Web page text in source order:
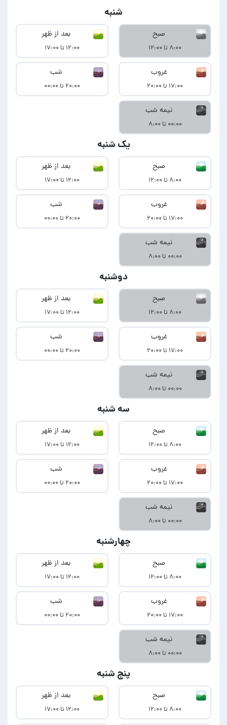
شنبه
صبح
۸:۰۰ تا ۱۲:۰۰
بعد از ظهر
۱۲:۰۰ تا ۱۷:۰۰
غروب
۱۷:۰۰ تا ۲۰:۰۰
شب
۲۰:۰۰ تا ۰۰:۰۰
نیمه شب
۰۰:۰۰ تا ۸:۰۰
یک شنبه
صبح
۸:۰۰ تا ۱۲:۰۰
بعد از ظهر
۱۲:۰۰ تا ۱۷:۰۰
غروب
۱۷:۰۰ تا ۲۰:۰۰
شب
۲۰:۰۰ تا ۰۰:۰۰
نیمه شب
۰۰:۰۰ تا ۸:۰۰
دوشنبه
صبح
۸:۰۰ تا ۱۲:۰۰
بعد از ظهر
۱۲:۰۰ تا ۱۷:۰۰
غروب
۱۷:۰۰ تا ۲۰:۰۰
شب
۲۰:۰۰ تا ۰۰:۰۰
نیمه شب
۰۰:۰۰ تا ۸:۰۰
سه شنبه
صبح
۸:۰۰ تا ۱۲:۰۰
بعد از ظهر
۱۲:۰۰ تا ۱۷:۰۰
غروب
۱۷:۰۰ تا ۲۰:۰۰
شب
۲۰:۰۰ تا ۰۰:۰۰
نیمه شب
۰۰:۰۰ تا ۸:۰۰
چهارشنبه
صبح
۸:۰۰ تا ۱۲:۰۰
بعد از ظهر
۱۲:۰۰ تا ۱۷:۰۰
غروب
۱۷:۰۰ تا ۲۰:۰۰
شب
۲۰:۰۰ تا ۰۰:۰۰
نیمه شب
۰۰:۰۰ تا ۸:۰۰
پنج شنبه
صبح
۸:۰۰ تا ۱۲:۰۰
بعد از ظهر
۱۲:۰۰ تا ۱۷:۰۰